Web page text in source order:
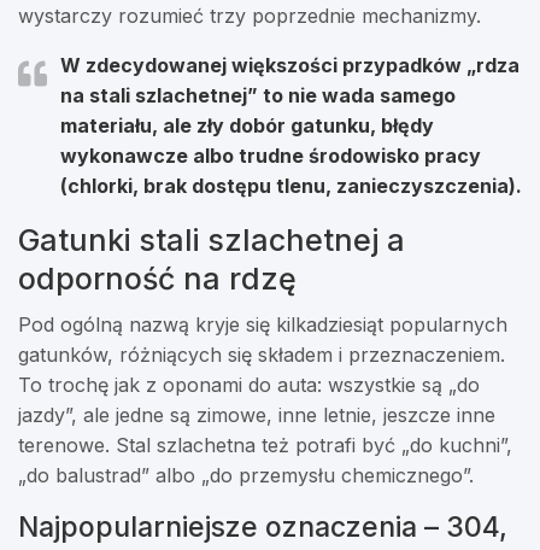
wystarczy rozumieć trzy poprzednie mechanizmy.
W zdecydowanej większości przypadków „rdza
na stali szlachetnej” to nie wada samego
materiału, ale zły dobór gatunku, błędy
wykonawcze albo trudne środowisko pracy
(chlorki, brak dostępu tlenu, zanieczyszczenia).
Gatunki stali szlachetnej a
odporność na rdzę
Pod ogólną nazwą kryje się kilkadziesiąt popularnych
gatunków, różniących się składem i przeznaczeniem.
To trochę jak z oponami do auta: wszystkie są „do
jazdy”, ale jedne są zimowe, inne letnie, jeszcze inne
terenowe. Stal szlachetna też potrafi być „do kuchni”,
„do balustrad” albo „do przemysłu chemicznego”.
Najpopularniejsze oznaczenia – 304,